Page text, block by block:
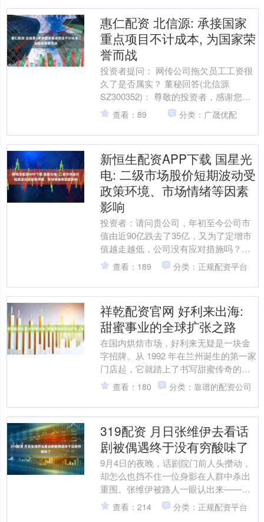
惠仁配资 北信源: 承接国家
重点项目不计成本, 为国家荣
誉而战
投资者提问： 网传公司拖欠员工工资很
久了是否属实？ 董秘回答(北信源
SZ300352)： 尊敬的投资者，感谢您对
北信源的关注与信任。一直以来，北信
源都承接了大量....
查看：89 分类：广晟优配
新恒生配资APP下载 国星光
电: 二级市场股价短期波动受
政策环境、市场情绪等因素
影响
投资者：请问贵公司，年初至今公司市
值由近90亿跌去了35亿，又为了定增市
值越走越低，公司没有应对措施吗？还
是定增价很低，需要下浮公司市值？ 国
星光电董秘：您好，....
查看：189 分类：正规配资平台
祥乾配资官网 好利来出海:
甜蜜事业的全球扩张之路
在国内烘焙市场，好利来无疑是一块金
字招牌。从 1992 年在兰州诞生的第一家
门店起，它就踏上了书写甜蜜传奇的征
程。多年来，好利来凭借丰富多样的产
品，如绵软细腻的....
查看：180 分类：靠谱的配资公司
319配资 月日张维伊去看话
剧被偶遇终于没有穷酸味了
9月4日的夜晚，话剧院门前人头攒动，
却怎么也挡不住一位身影在人群中杀出
重围。张维伊被路人一眼认出来——竟
然是脱胎换骨般的模样。这位昔日被调
侃“略显油腻”的男士，....
查看：214 分类：正规配资平台